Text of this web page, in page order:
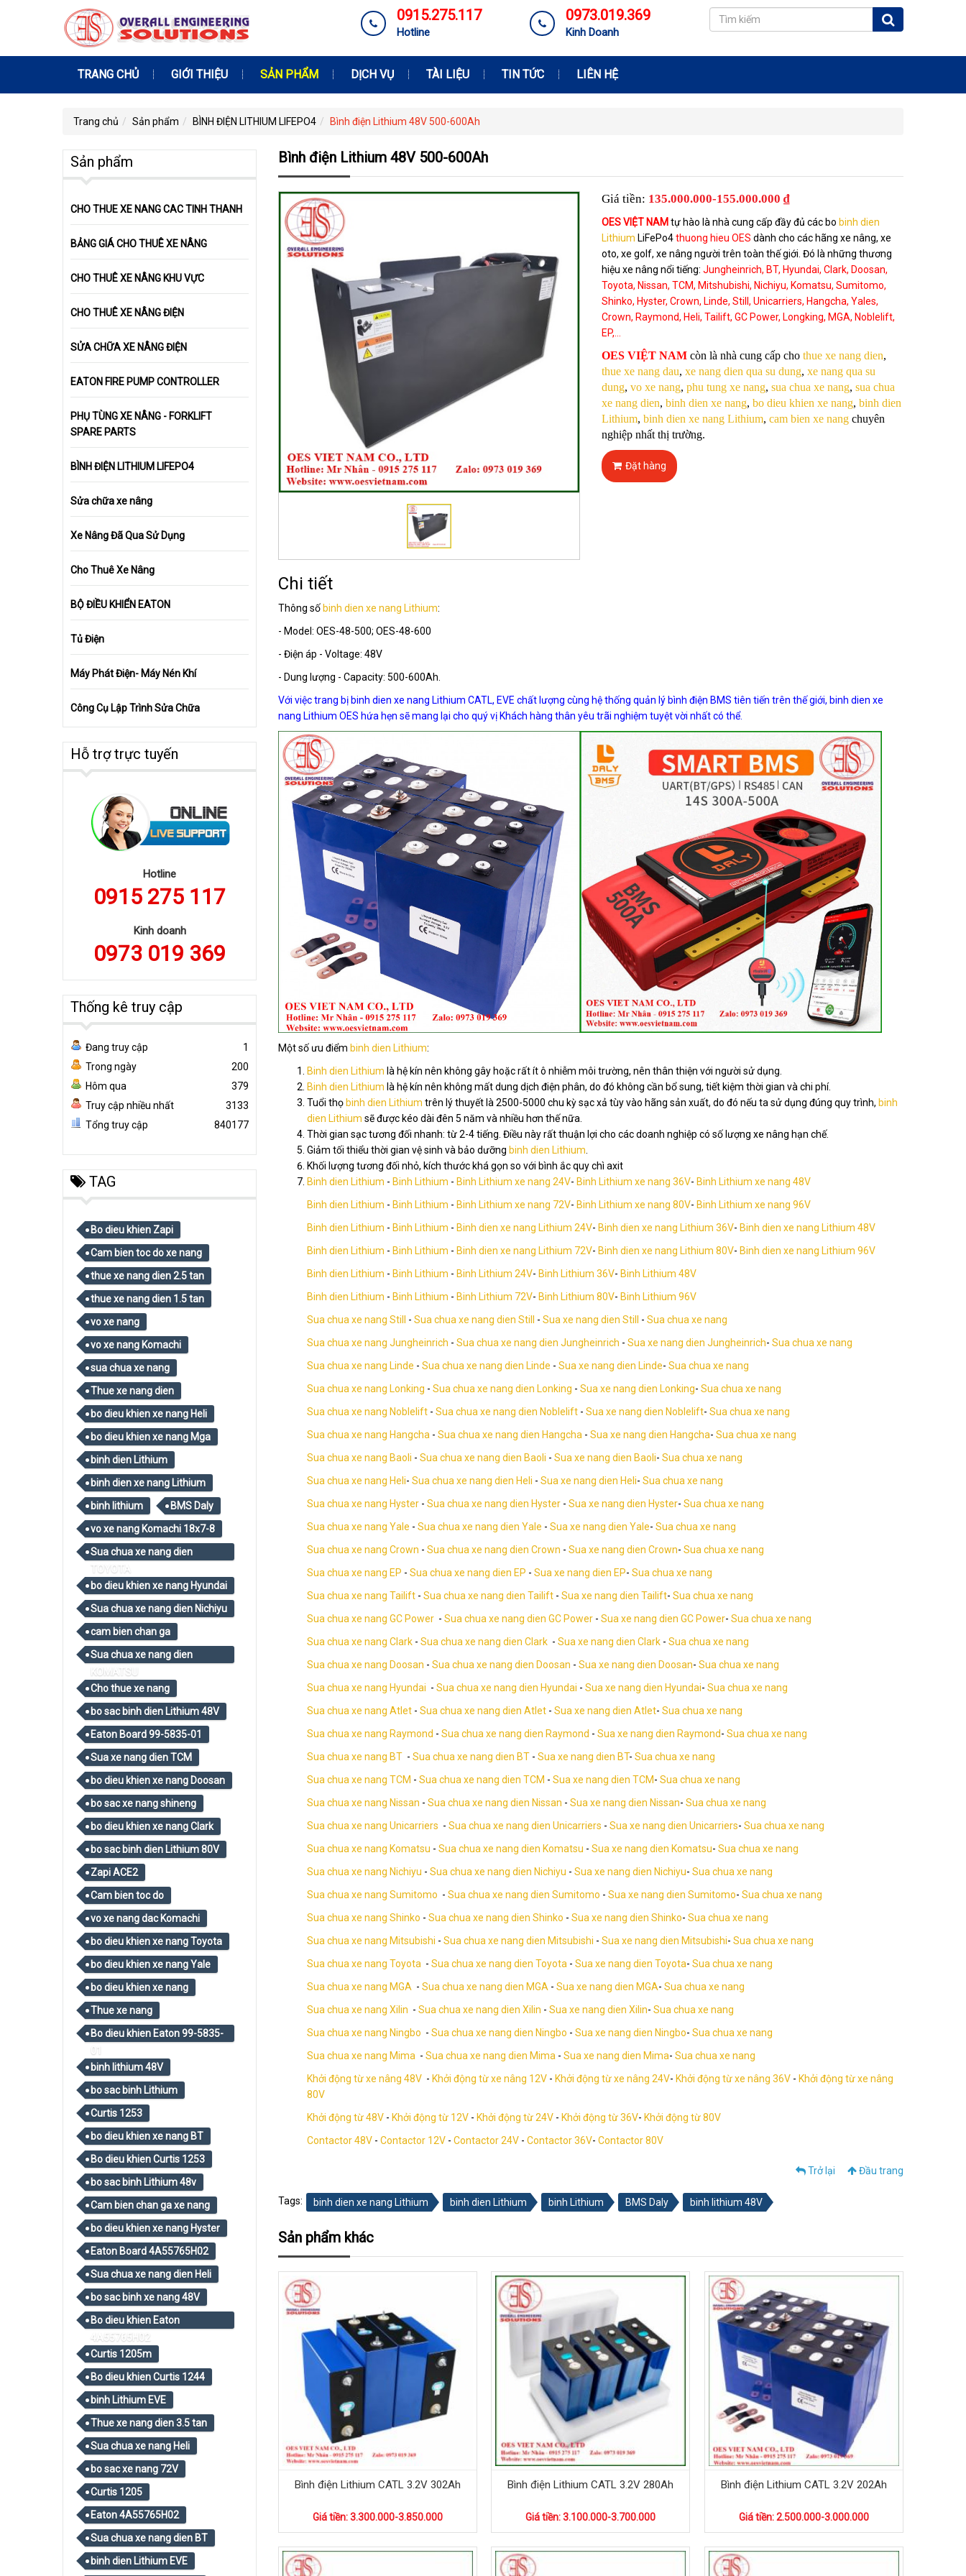
0915.275.117
Hotline
0973.019.369
Kinh Doanh
TRANG CHỦ GIỚI THIỆU SẢN PHẨM DỊCH VỤ TÀI LIỆU TIN TỨC LIÊN HỆ
Trang chủ Sản phẩm BÌNH ĐIỆN LITHIUM LIFEPO4 Bình điện Lithium 48V 500-600Ah
Bình điện Lithium 48V 500-600Ah
Giá tiền: 135.000.000-155.000.000 ₫
OES VIỆT NAM tự hào là nhà cung cấp đầy đủ các bo binh dien
Lithium LiFePo4thuong hieu OES dành cho các hãng xe nâng, xe
oto, xe golf, xe nâng người trên toàn thế giới. Đó là những thương
hiệu xe nâng nổi tiếng: Jungheinrich, BT, Hyundai, Clark, Doosan,
Toyota, Nissan, TCM, Mitshubishi, Nichiyu, Komatsu, Sumitomo,
Shinko, Hyster, Crown, Linde, Still, Unicarriers, Hangcha, Yales,
Crown, Raymond, Heli, Tailift, GC Power, Longking, MGA, Noblelift,
EP,...
OES VIỆT NAM còn là nhà cung cấp cho thue xe nang dien,
thue xe nang dau, xe nang dien qua su dung, xe nang qua su
dung, vo xe nang, phu tung xe nang, sua chua xe nang, sua chua
xe nang dien, binh dien xe nang, bo dieu khien xe nang, binh dien
Lithium, binh dien xe nang Lithium, cam bien xe nang chuyên
nghiệp nhất thị trường.
Đặt hàng
Chi tiết
Thông số binh dien xe nang Lithium:
- Model: OES-48-500; OES-48-600
- Điện áp - Voltage: 48V
- Dung lượng - Capacity: 500-600Ah.
Với việc trang bị binh dien xe nang Lithium CATL, EVE chất lượng cùng hệ thống quản lý bình điện BMS tiên tiến trên thế giới, binh dien xe
nang Lithium OES hứa hẹn sẽ mang lại cho quý vị Khách hàng thân yêu trãi nghiệm tuyệt vời nhất có thể.
Một số ưu điểm binh dien Lithium:
Binh dien Lithium là hệ kín nên không gây hoặc rất ít ô nhiễm môi trường, nên thân thiện với người sử dụng.
Binh dien Lithium là hệ kín nên không mất dung dịch điện phân, do đó không cần bổ sung, tiết kiệm thời gian và chi phí.
Tuổi thọ binh dien Lithium trên lý thuyết là 2500-5000 chu kỳ sạc xả tùy vào hãng sản xuất, do đó nếu ta sử dụng đúng quy trình, binh
dien Lithium sẽ được kéo dài đên 5 năm và nhiều hơn thế nữa.
Thời gian sạc tương đối nhanh: từ 2-4 tiếng. Điều này rất thuận lợi cho các doanh nghiệp có số lượng xe nâng hạn chế.
Giảm tối thiểu thời gian vệ sinh và bảo dưỡng binh dien Lithium
Khối lượng tương đối nhỏ, kích thước khá gọn so với bình ắc quy chì axit
Binh dien Lithium - Binh Lithium - Binh Lithium xe nang 24V- Binh Lithium xe nang 36V- Binh Lithium xe nang 48V
Binh dien Lithium - Binh Lithium - Binh Lithium xe nang 72V- Binh Lithium xe nang 80V- Binh Lithium xe nang 96V
Binh dien Lithium - Binh Lithium - Binh dien xe nang Lithium 24V- Binh dien xe nang Lithium 36V- Binh dien xe nang Lithium 48V
Binh dien Lithium - Binh Lithium - Binh dien xe nang Lithium 72V- Binh dien xe nang Lithium 80V- Binh dien xe nang Lithium 96V
Binh dien Lithium - Binh Lithium - Binh Lithium 24V- Binh Lithium 36V- Binh Lithium 48V
Binh dien Lithium - Binh Lithium - Binh Lithium 72V- Binh Lithium 80V- Binh Lithium 96V
Sua chua xe nang Still - Sua chua xe nang dien Still - Sua xe nang dien Still - Sua chua xe nang
Sua chua xe nang Jungheinrich - Sua chua xe nang dien Jungheinrich - Sua xe nang dien Jungheinrich- Sua chua xe nang
Sua chua xe nang Linde - Sua chua xe nang dien Linde - Sua xe nang dien Linde- Sua chua xe nang
Sua chua xe nang Lonking - Sua chua xe nang dien Lonking - Sua xe nang dien Lonking- Sua chua xe nang
Sua chua xe nang Noblelift - Sua chua xe nang dien Noblelift - Sua xe nang dien Noblelift- Sua chua xe nang
Sua chua xe nang Hangcha - Sua chua xe nang dien Hangcha - Sua xe nang dien Hangcha- Sua chua xe nang
Sua chua xe nang Baoli - Sua chua xe nang dien Baoli - Sua xe nang dien Baoli- Sua chua xe nang
Sua chua xe nang Heli- Sua chua xe nang dien Heli - Sua xe nang dien Heli- Sua chua xe nang
Sua chua xe nang Hyster - Sua chua xe nang dien Hyster - Sua xe nang dien Hyster- Sua chua xe nang
Sua chua xe nang Yale - Sua chua xe nang dien Yale - Sua xe nang dien Yale- Sua chua xe nang
Sua chua xe nang Crown - Sua chua xe nang dien Crown - Sua xe nang dien Crown- Sua chua xe nang
Sua chua xe nang EP - Sua chua xe nang dien EP - Sua xe nang dien EP- Sua chua xe nang
Sua chua xe nang Tailift - Sua chua xe nang dien Tailift - Sua xe nang dien Tailift- Sua chua xe nang
Sua chua xe nang GC Power - Sua chua xe nang dien GC Power - Sua xe nang dien GC Power- Sua chua xe nang
Sua chua xe nang Clark - Sua chua xe nang dien Clark - Sua xe nang dien Clark - Sua chua xe nang
Sua chua xe nang Doosan - Sua chua xe nang dien Doosan - Sua xe nang dien Doosan- Sua chua xe nang
Sua chua xe nang Hyundai - Sua chua xe nang dien Hyundai - Sua xe nang dien Hyundai- Sua chua xe nang
Sua chua xe nang Atlet - Sua chua xe nang dien Atlet - Sua xe nang dien Atlet- Sua chua xe nang
Sua chua xe nang Raymond - Sua chua xe nang dien Raymond - Sua xe nang dien Raymond- Sua chua xe nang
Sua chua xe nang BT - Sua chua xe nang dien BT - Sua xe nang dien BT- Sua chua xe nang
Sua chua xe nang TCM - Sua chua xe nang dien TCM - Sua xe nang dien TCM- Sua chua xe nang
Sua chua xe nang Nissan - Sua chua xe nang dien Nissan - Sua xe nang dien Nissan- Sua chua xe nang
Sua chua xe nang Unicarriers - Sua chua xe nang dien Unicarriers - Sua xe nang dien Unicarriers- Sua chua xe nang
Sua chua xe nang Komatsu - Sua chua xe nang dien Komatsu - Sua xe nang dien Komatsu- Sua chua xe nang
Sua chua xe nang Nichiyu - Sua chua xe nang dien Nichiyu - Sua xe nang dien Nichiyu- Sua chua xe nang
Sua chua xe nang Sumitomo - Sua chua xe nang dien Sumitomo - Sua xe nang dien Sumitomo- Sua chua xe nang
Sua chua xe nang Shinko - Sua chua xe nang dien Shinko - Sua xe nang dien Shinko- Sua chua xe nang
Sua chua xe nang Mitsubishi - Sua chua xe nang dien Mitsubishi - Sua xe nang dien Mitsubishi- Sua chua xe nang
Sua chua xe nang Toyota - Sua chua xe nang dien Toyota - Sua xe nang dien Toyota- Sua chua xe nang
Sua chua xe nang MGA - Sua chua xe nang dien MGA - Sua xe nang dien MGA- Sua chua xe nang
Sua chua xe nang Xilin - Sua chua xe nang dien Xilin - Sua xe nang dien Xilin- Sua chua xe nang
Sua chua xe nang Ningbo - Sua chua xe nang dien Ningbo - Sua xe nang dien Ningbo- Sua chua xe nang
Sua chua xe nang Mima - Sua chua xe nang dien Mima - Sua xe nang dien Mima- Sua chua xe nang
Khởi động từ xe nâng 48V - Khởi động từ xe nâng 12V - Khởi động từ xe nâng 24V- Khởi động từ xe nâng 36V - Khởi động từ xe nâng
80V
Khởi động từ 48V - Khởi động từ 12V - Khởi động từ 24V - Khởi động từ 36V- Khởi động từ 80V
Contactor 48V - Contactor 12V - Contactor 24V - Contactor 36V- Contactor 80V
Trở lại Đầu trang
Tags: binh dien xe nang Lithium binh dien Lithium binh Lithium BMS Daly binh lithium 48V
Sản phẩm khác
Bình điện Lithium CATL 3.2V 302Ah
Giá tiền: 3.300.000-3.850.000
Bình điện Lithium CATL 3.2V 280Ah
Giá tiền: 3.100.000-3.700.000
Bình điện Lithium CATL 3.2V 202Ah
Giá tiền: 2.500.000-3.000.000
Sản phẩm
CHO THUE XE NANG CAC TINH THANH
BẢNG GIÁ CHO THUÊ XE NÂNG
CHO THUÊ XE NÂNG KHU VỰC
CHO THUÊ XE NÂNG ĐIỆN
SỬA CHỮA XE NÂNG ĐIỆN
EATON FIRE PUMP CONTROLLER
PHỤ TÙNG XE NÂNG - FORKLIFT
SPARE PARTS
BÌNH ĐIỆN LITHIUM LIFEPO4
Sửa chữa xe nâng
Xe Nâng Đã Qua Sử Dụng
Cho Thuê Xe Nâng
BỘ ĐIỀU KHIỂN EATON
Tủ Điện
Máy Phát Điện- Máy Nén Khí
Công Cụ Lập Trình Sửa Chữa
Hỗ trợ trực tuyến
Hotline
0915 275 117
Kinh doanh
0973 019 369
Thống kê truy cập
Đang truy cập
1
Trong ngày
200
Hôm qua
379
Truy cập nhiều nhất
3133
Tổng truy cập
840177
TAG
Bo dieu khien Zapi
Cam bien toc do xe nang
thue xe nang dien 2.5 tan
thue xe nang dien 1.5 tan
vo xe nang
vo xe nang Komachi
sua chua xe nang
Thue xe nang dien
bo dieu khien xe nang Heli
bo dieu khien xe nang Mga
binh dien Lithium
binh dien xe nang Lithium
binh lithium
BMS Daly
vo xe nang Komachi 18x7-8
Sua chua xe nang dien
TOYOTA
bo dieu khien xe nang Hyundai
Sua chua xe nang dien Nichiyu
cam bien chan ga
Sua chua xe nang dien
KOMATSU
Cho thue xe nang
bo sac binh dien Lithium 48V
Eaton Board 99-5835-01
Sua xe nang dien TCM
bo dieu khien xe nang Doosan
bo sac xe nang shineng
bo dieu khien xe nang Clark
bo sac binh dien Lithium 80V
Zapi ACE2
Cam bien toc do
vo xe nang dac Komachi
bo dieu khien xe nang Toyota
bo dieu khien xe nang Yale
bo dieu khien xe nang
Thue xe nang
Bo dieu khien Eaton 99-5835-
01
binh lithium 48V
bo sac binh Lithium
Curtis 1253
bo dieu khien xe nang BT
Bo dieu khien Curtis 1253
bo sac binh Lithium 48v
Cam bien chan ga xe nang
bo dieu khien xe nang Hyster
Eaton Board 4A55765H02
Sua chua xe nang dien Heli
bo sac binh xe nang 48V
Bo dieu khien Eaton
4A55765H02
Curtis 1205m
Bo dieu khien Curtis 1244
binh Lithium EVE
Thue xe nang dien 3.5 tan
Sua chua xe nang Heli
bo sac xe nang 72V
Curtis 1205
Eaton 4A55765H02
Sua chua xe nang dien BT
binh dien Lithium EVE